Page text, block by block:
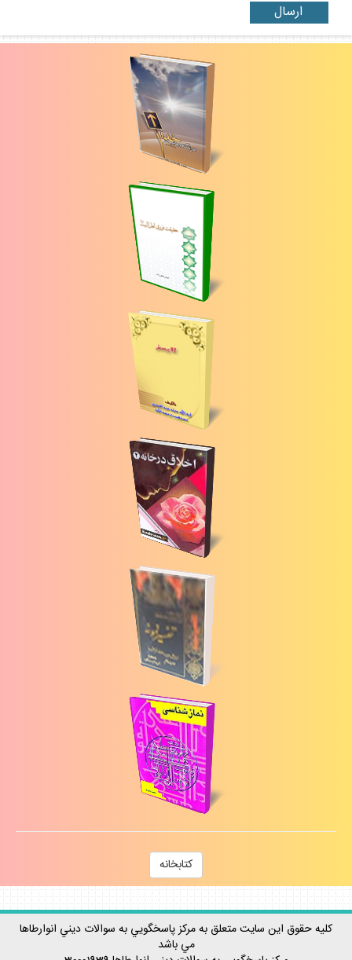
كتابخانه
كليه حقوق اين سايت متعلق به مركز پاسخگويي به سوالات ديني انوارطاها
مي باشد